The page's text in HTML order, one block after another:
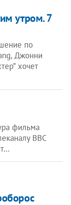
утром. 7
по
Джонни
хочет
фильма
BBC